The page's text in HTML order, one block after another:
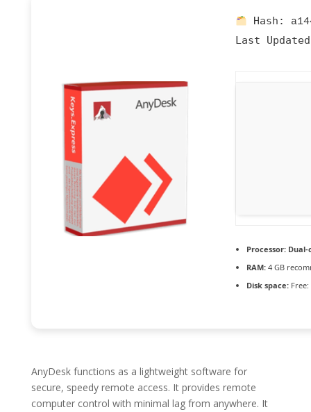
Hash:
Last
Processor:Dual-
RAM:4 GB
Disk space:Free:
AnyDesk functions as a lightweight software for
secure, speedy remote access. It provides remote
computer control with minimal lag from anywhere. It